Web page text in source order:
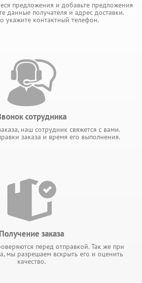
предложения и добавьте предложения
данные получателя и адрес доставки.
укажите контактный телефон.
сотрудника
наш сотрудник свяжется с вами.
заказа и время его выполнения.
Получение заказа
перед отправкой. Так же при
мы разрешаем вскрыть его и оценить
качество.